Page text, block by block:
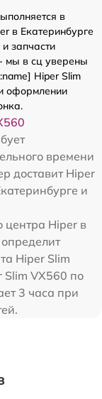
в
в Екатеринбурге
запчасти
мы в сц уверены
Hiper Slim
оформлении
времени
доставит Hiper
и
центра Hiper в
Hiper Slim
Slim VX560 по
3 часа при